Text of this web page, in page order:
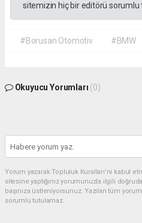
sitemizin hiç bir editörü sorumlu
#Borusan Otomotiv #BMW
Okuyucu Yorumları (0)
Yorum yazarak Topluluk Kuralları’nı kabul
sitesine yaptığınız yorumunuzla ilgili
başınıza üstleniyorsunuz. Yazılan tüm
sorumlu tutulamaz.